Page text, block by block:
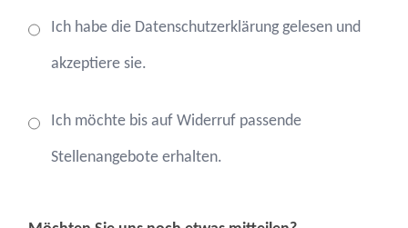
Ich habe die Datenschutzerklärung gelesen und
akzeptiere sie.
Ich möchte bis auf Widerruf passende
Stellenangebote erhalten.